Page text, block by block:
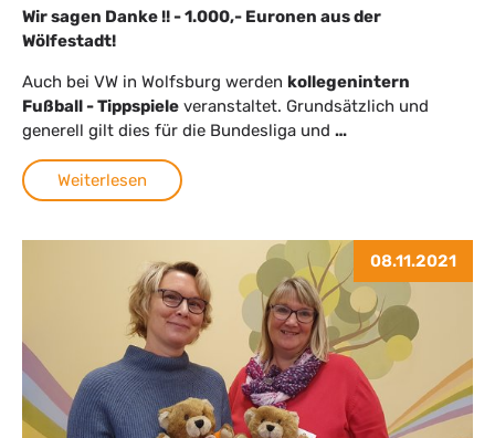
Wir sagen Danke !! - 1.000,- Euronen aus der
Wölfestadt!
Auch bei VW in Wolfsburg werden kollegenintern
Fußball - Tippspiele veranstaltet. Grundsätzlich und
generell gilt dies für die Bundesliga und …
Weiterlesen
08.11.2021